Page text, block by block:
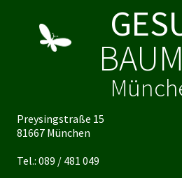
Preysingstraße 15
81667 München
Tel.: 089 / 481 049